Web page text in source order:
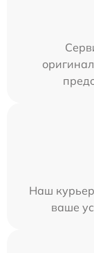
Наш курьер
ваше